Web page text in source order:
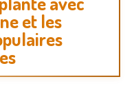
et les